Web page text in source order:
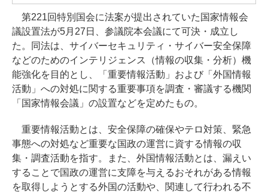
第221回特別国会に法案が提出されていた国家情報会
議設置法が5月27日、参議院本会議にて可決・成立し
た。同法は、サイバーセキュリティ・サイバー安全保障
などのためのインテリジェンス（情報の収集・分析）機
能強化を目的とし、「重要情報活動」および「外国情報
活動」への対処に関する重要事項を調査・審議する機関
「国家情報会議」の設置などを定めたもの。
重要情報活動とは、安全保障の確保やテロ対策、緊急
事態への対処など重要な国政の運営に資する情報の収
集・調査活動を指す。また、外国情報活動とは、漏えい
することで国政の運営に支障を与えるおそれがある情報
を取得しようとする外国の活動や、関連して行われる不